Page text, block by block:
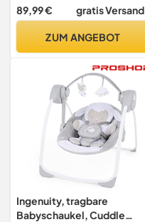
Schaukel | Schaukel
Baby Schaukelwippe ab 9
89,99 € gratis Versand
ZUM ANGEBOT
Ingenuity, tragbare
Babyschaukel, Cuddle